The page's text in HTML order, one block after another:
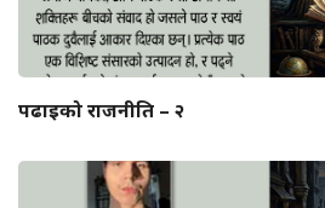
पढाइको राजनीति – २